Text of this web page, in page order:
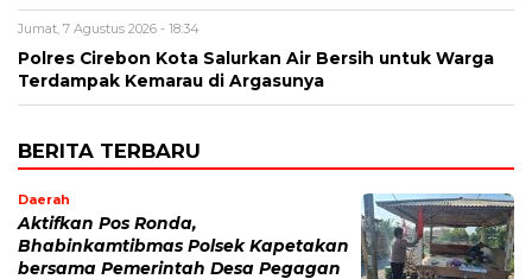
Jumat, 7 Agustus 2026 - 18:34
Polres Cirebon Kota Salurkan Air Bersih untuk Warga
Terdampak Kemarau di Argasunya
BERITA TERBARU
Daerah
Aktifkan Pos Ronda,
Bhabinkamtibmas Polsek Kapetakan
bersama Pemerintah Desa Pegagan